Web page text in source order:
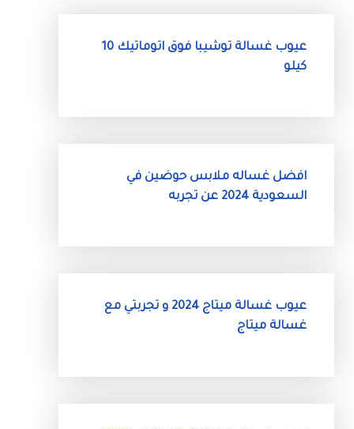
عيوب غسالة توشيبا فوق اتوماتيك 10
كيلو
افضل غساله ملابس حوضين في
السعودية 2024 عن تجربه
عيوب غسالة ميتاج 2024 و تجربتي مع
غسالة ميتاج